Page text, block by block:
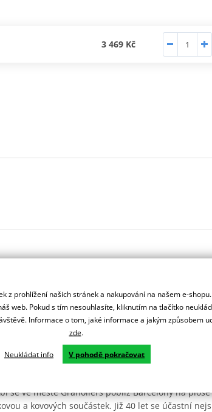
3 469 Kč
se ve městě Granollers poblíž Barcelony na ploše
a kovových součástek. Již 40 let se účastní
z prohlížení našich stránek a nakupování na našem e-
web. Pokud s tím nesouhlasíte, kliknutím na tlačítko
Informace o tom, jaké informace a jakým způsobem
zde.
Neukládat info V pohodě pokračovat